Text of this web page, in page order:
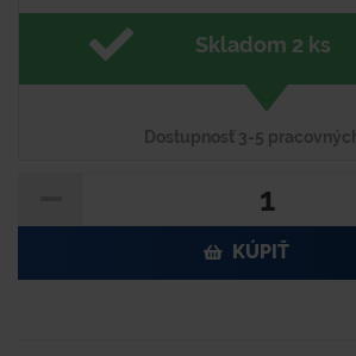
Skladom 2 ks
Dostupnosť 3-5
KÚPIŤ